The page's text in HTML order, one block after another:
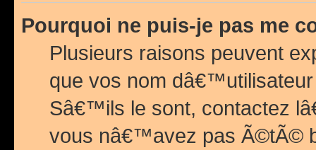
Pourquoi ne puis-je pas me
Plusieurs raisons peuvent
que vos nom
Sâ€™ils le sont, contactez
vous nâ€™avez pas Ã©tÃ©